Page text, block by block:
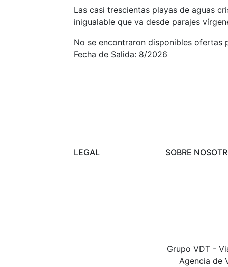
Las casi trescientas playas de aguas
inigualable que va desde parajes
No se encontraron disponibles ofertas
Fecha de Salida: 8/2026
LEGAL
SOBRE
Grupo VDT -
Agencia de